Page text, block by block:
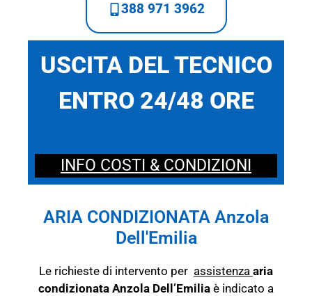
388 971 3962
USCITA DEL TECNICO
ENTRO 24/48 ORE
INFO COSTI & CONDIZIONI
ARIA CONDIZIONATA Anzola
Dell'Emilia
Le richieste di intervento per assistenza aria
condizionata Anzola Dell’Emilia è indicato a